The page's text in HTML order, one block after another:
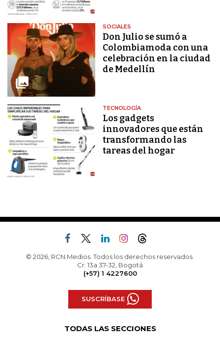
SOCIALES
Don Julio se sumó a
Colombiamoda con una
celebración en la ciudad
de Medellín
TECNOLOGÍA
Los gadgets
innovadores que están
transformando las
tareas del hogar
© 2026, RCN Medios. Todos los derechos reservados.
Cr. 13a 37-32, Bogotá
(+57) 1 4227600
SUSCRÍBASE
TODAS LAS SECCIONES